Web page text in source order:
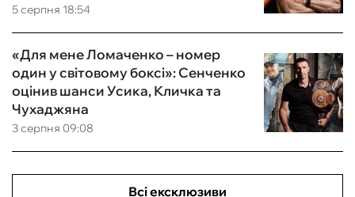
5 серпня 18:54
3 серпня 09:08
«Для мене Ломаченко – номер
один у світовому боксі»: Сенченко
оцінив шанси Усика, Кличка та
Чухаджяна
Всі ексклюзиви